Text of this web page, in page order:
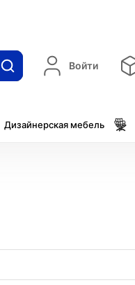
Войти
Дизайнерская мебель